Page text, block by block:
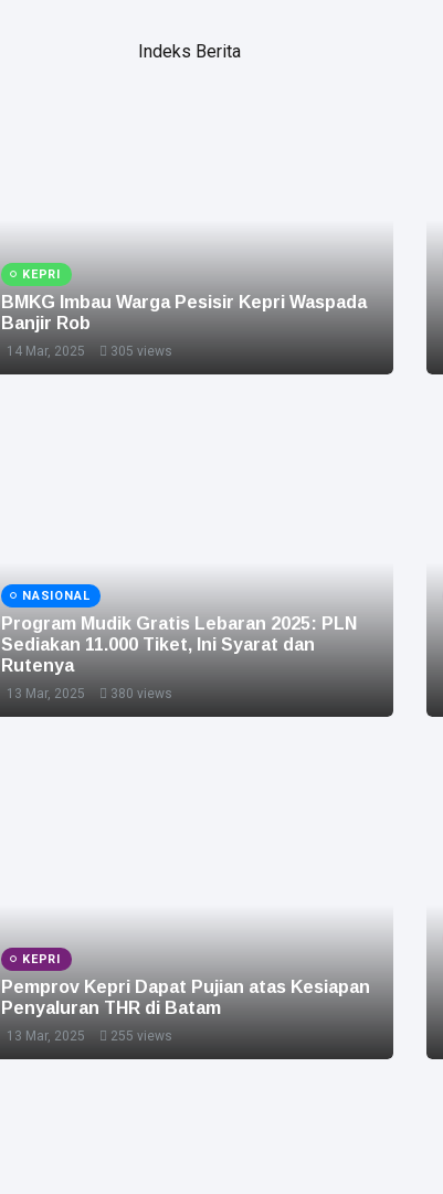
Indeks Berita
KEPRI
BMKG Imbau Warga Pesisir Kepri Waspada
Banjir Rob
14 Mar, 2025 305 views
NASIONAL
Program Mudik Gratis Lebaran 2025: PLN
Sediakan 11.000 Tiket, Ini Syarat dan
Rutenya
13 Mar, 2025 380 views
KEPRI
Pemprov Kepri Dapat Pujian atas Kesiapan
Penyaluran THR di Batam
13 Mar, 2025 255 views